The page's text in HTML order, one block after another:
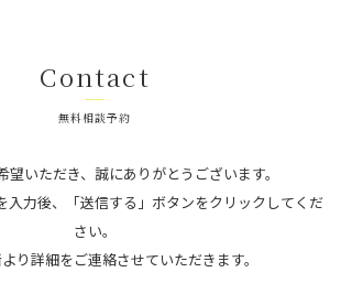
Contact
無料相談予約
望いただき、誠にありがとうございます。
入力後、「送信する」ボタンをクリックしてくだ
さい。
り詳細をご連絡させていただきます。